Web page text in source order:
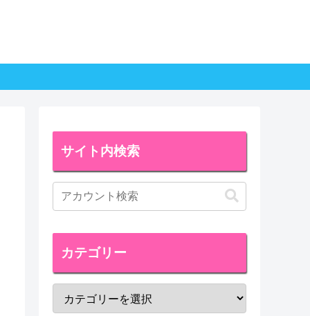
サイト内検索
カテゴリー